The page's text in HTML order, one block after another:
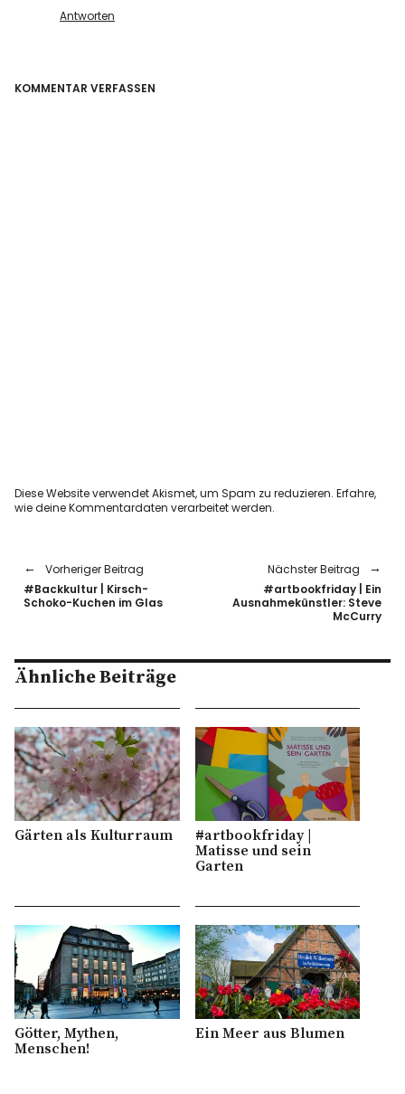
Antworten
KOMMENTAR VERFASSEN
Diese Website verwendet Akismet, um Spam zu reduzieren.Erfahre,
wie deine Kommentardaten verarbeitet werden.
Vorheriger Beitrag
#Backkultur | Kirsch-
Schoko-Kuchen im Glas
Nächster Beitrag
#artbookfriday | Ein
Ausnahmekünstler: Steve
McCurry
Ähnliche Beiträge
Gärten als Kulturraum
#artbookfriday |
Matisse und sein
Garten
Götter, Mythen,
Menschen!
Ein Meer aus Blumen